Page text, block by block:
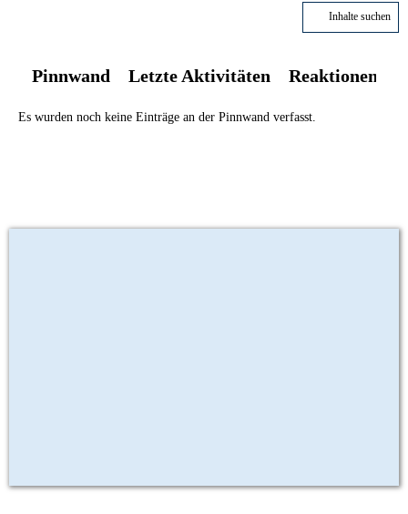
Inhalte suchen
Pinnwand Letzte Aktivitäten Reaktionen
Es wurden noch keine Einträge an der Pinnwand verfasst.